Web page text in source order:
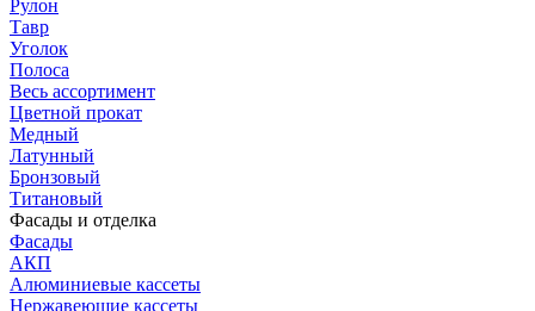
Рулон
Тавр
Уголок
Полоса
Весь ассортимент
Цветной прокат
Медный
Латунный
Бронзовый
Титановый
Фасады и отделка
Фасады
АКП
Алюминиевые кассеты
Нержавеющие кассеты